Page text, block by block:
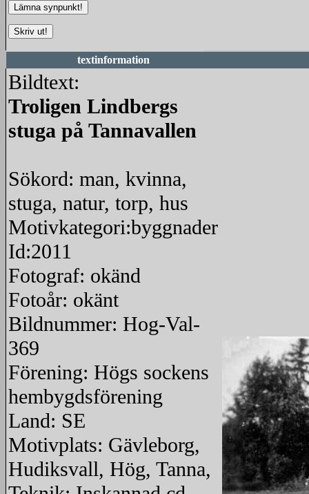
textinformation
Bildtext:
Troligen Lindbergs
stuga på Tannavallen
Sökord: man, kvinna,
stuga, natur, torp, hus
Motivkategori:byggnader
Id:2011
Fotograf: okänd
Fotoår: okänt
Bildnummer: Hog-Val-
369
Förening: Högs sockens
hembygdsförening
Land: SE
Motivplats: Gävleborg,
Hudiksvall, Hög, Tanna,